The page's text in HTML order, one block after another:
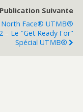
Publication Suivante
North Face® UTMB®
– Le "Get Ready For"
Spécial UTMB®